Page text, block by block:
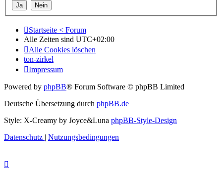
Startseite < Forum
Alle Zeiten sind UTC+02:00
Alle Cookies löschen
ton-zirkel
Impressum
Powered by phpBB® Forum Software © phpBB Limited
Deutsche Übersetzung durch phpBB.de
Style: X-Creamy by Joyce&Luna phpBB-Style-Design
Datenschutz | Nutzungsbedingungen